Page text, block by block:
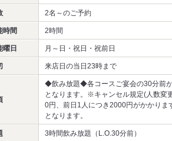
2名～のご予約
時間 2時間
曜日 月～日・祝日・祝前日
来店日の当日23時まで
◆飲み放題◆各コースご宴会の30分前
となります。※キャンセル規定(人数変
0円、前日1人につき2000円がかかり
となります。
3時間飲み放題（L.O.30分前）